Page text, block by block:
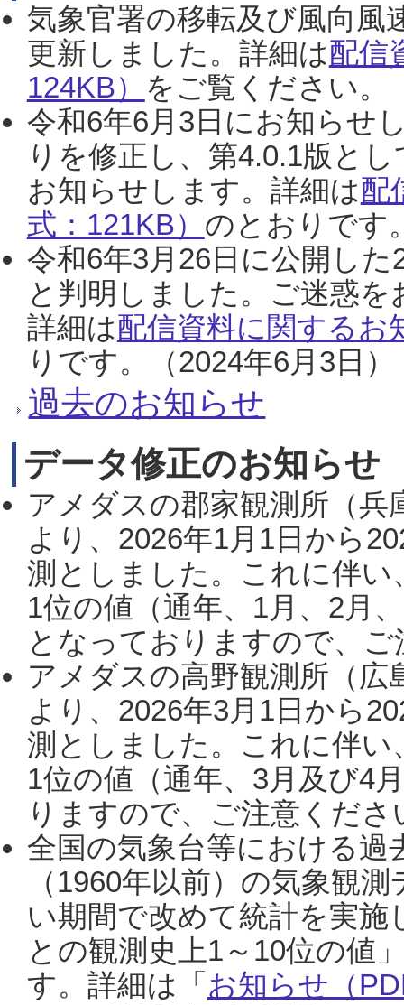
気象官署の移転及び風向風
更新しました。詳細は配信
124KB） をご覧ください。
令和6年6月3日にお知らせ
りを修正し、第4.0.1版と
お知らせします。詳細は配
式：121KB） のとおりです
令和6年3月26日に公開し
と判明しました。ご迷惑
詳細は配信資料に関するお
りです。（2024年6月3日）
過去のお知らせ
データ修正のお知らせ
アメダスの郡家観測所（
より、2026年1月1日から
測としました。これに伴い
1位の値（通年、1月、2月
となっておりますので、
アメダスの高野観測所（
より、2026年3月1日から
測としました。これに伴い
1位の値（通年、3月及び4
りますので、ご注意くだ
全国の気象台等における過
（1960年以前）の気象観
い期間で改めて統計を実
との観測史上1～10位の値
す。詳細は「 お知らせ（